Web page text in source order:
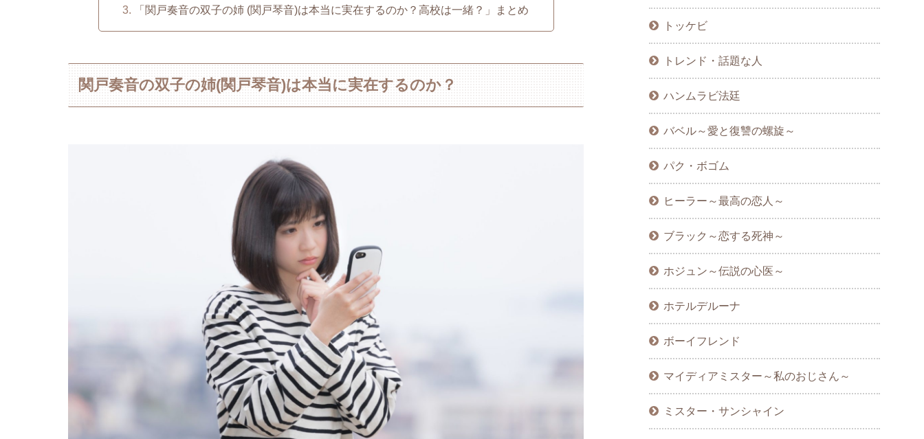
「関戸奏音の双子の姉 (関戸琴音)は本当に実在するのか？高校は一緒？」まとめ
関戸奏音の双子の姉(関戸琴音)は本当に実在するのか？
トッケビ
トレンド・話題な人
ハンムラビ法廷
バベル～愛と復讐の螺旋～
パク・ボゴム
ヒーラー～最高の恋人～
ブラック～恋する死神～
ホジュン～伝説の心医～
ホテルデルーナ
ボーイフレンド
マイディアミスター～私のおじさん～
ミスター・サンシャイン